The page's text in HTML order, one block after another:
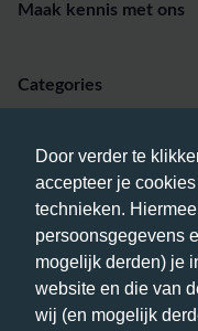
Door verder te
accepteer je
technieken.
persoonsgegevens
mogelijk derden) je
website en die van
wij (en mogelijk
Maak kennis met ons
Betaalmethodes
Categories
Account